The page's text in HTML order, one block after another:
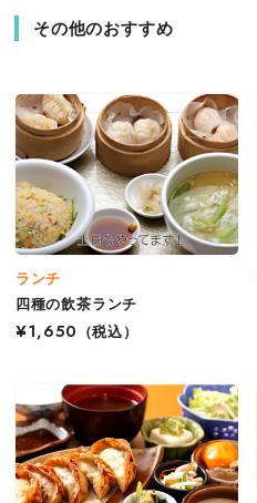
その他のおすすめ
ランチ
四種の飲茶ランチ
¥1,650
（税込）